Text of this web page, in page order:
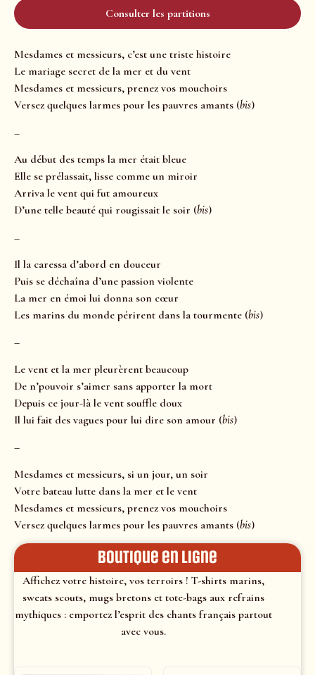
Consulter les partitions
Mesdames et messieurs, c’est une triste histoire
Le mariage secret de la mer et du vent
Mesdames et messieurs, prenez vos mouchoirs
Versez quelques larmes pour les pauvres amants (bis)
–
Au début des temps la mer était bleue
Elle se prélassait, lisse comme un miroir
Arriva le vent qui fut amoureux
D’une telle beauté qui rougissait le soir (bis)
–
Il la caressa d’abord en douceur
Puis se déchaîna d’une passion violente
La mer en émoi lui donna son cœur
Les marins du monde périrent dans la tourmente (bis)
–
Le vent et la mer pleurèrent beaucoup
De n’pouvoir s’aimer sans apporter la mort
Depuis ce jour-là le vent souffle doux
Il lui fait des vagues pour lui dire son amour (bis)
–
Mesdames et messieurs, si un jour, un soir
Votre bateau lutte dans la mer et le vent
Mesdames et messieurs, prenez vos mouchoirs
Versez quelques larmes pour les pauvres amants (bis)
Boutique en ligne
Affichez votre histoire, vos terroirs ! T-shirts marins,
sweats scouts, mugs bretons et tote-bags aux refrains
mythiques : emportez l’esprit des chants français partout
avec vous.